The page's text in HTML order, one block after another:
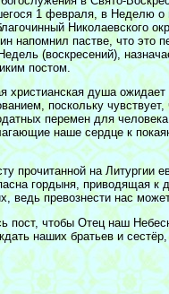
1 февраля, в Неделю
Николаевского
напомнил пастве, что это
(воскресений),
постом.
христианская душа ожидает
поскольку
перемен для
наше сердце к
прочитанной на Литургии
гордыня, приводящая к
ведь превознести нас
пост, чтобы Отец наш
наших братьев и